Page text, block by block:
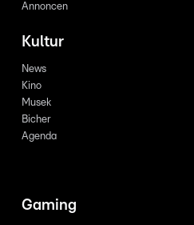
Annoncen
Kultur
News
Kino
Musek
Bicher
Agenda
Gaming